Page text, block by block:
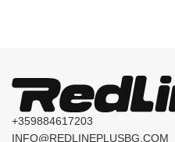
+359884617203
INFO@REDLINEPLUSBG.COM